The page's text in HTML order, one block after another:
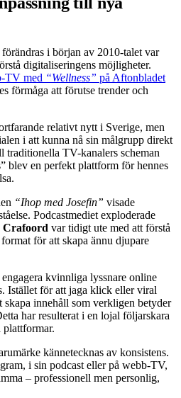
i början av 2010-talet var
digitaliseringens möjligheter.
TV med “Wellness” på Aftonbladet
förmåga att förutse trender och
relativt nytt i Sverige, men
i att kunna nå sin målgrupp direkt
traditionella TV-kanalers scheman
blev en perfekt plattform för hennes
“Ihop med Josefin” visade
Podcastmediet exploderade
Crafoord var tidigt ute med att förstå
för att skapa ännu djupare
kvinnliga lyssnare online
Istället för att jaga klick eller viral
innehåll som verkligen betyder
har resulterat i en lojal följarskara
kännetecknas av konsistens.
i sin podcast eller på webb-TV,
– professionell men personlig,